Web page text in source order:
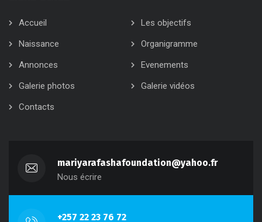
Accueil
Les objectifs
Naissance
Organigramme
Annonces
Evenements
Galerie photos
Galerie vidéos
Contacts
mariyarafashafoundation@yahoo.fr
Nous écrire
+257 22 23 76 72